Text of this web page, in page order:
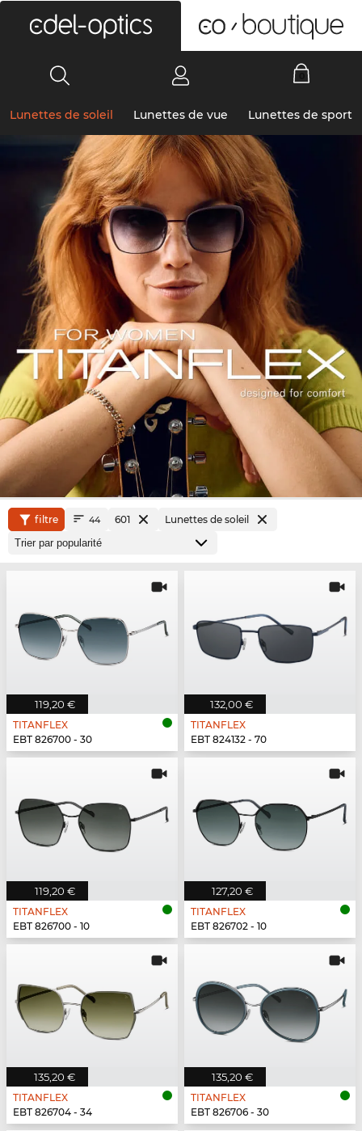
Lunettes de soleil Lunettes de vue Lunettes de sport
filtre 44 601 Lunettes de soleil
119,20 €
TITANFLEX
EBT 826700 - 30
132,00 €
TITANFLEX
EBT 824132 - 70
119,20 €
TITANFLEX
EBT 826700 - 10
127,20 €
TITANFLEX
EBT 826702 - 10
135,20 €
TITANFLEX
EBT 826704 - 34
135,20 €
TITANFLEX
EBT 826706 - 30